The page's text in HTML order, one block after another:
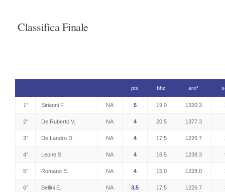
Classifica Finale
pts bhz aro*
1° Sirianni F. NA 5 19.0 1320.3
2° De Ruberto V. NA 4 20.5 1377.3
3° De Landro D. NA 4 17.5 1226.7
4° Leone S. NA 4 16.5 1238.3
5° Romano E. NA 4 15.0 1228.0
6° Bellini E. NA 3,5 17.5 1226.7